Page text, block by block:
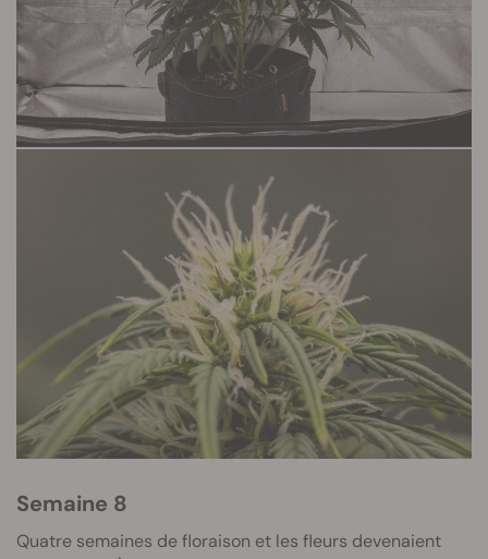
Semaine 8
Quatre semaines de floraison et les fleurs devenaient